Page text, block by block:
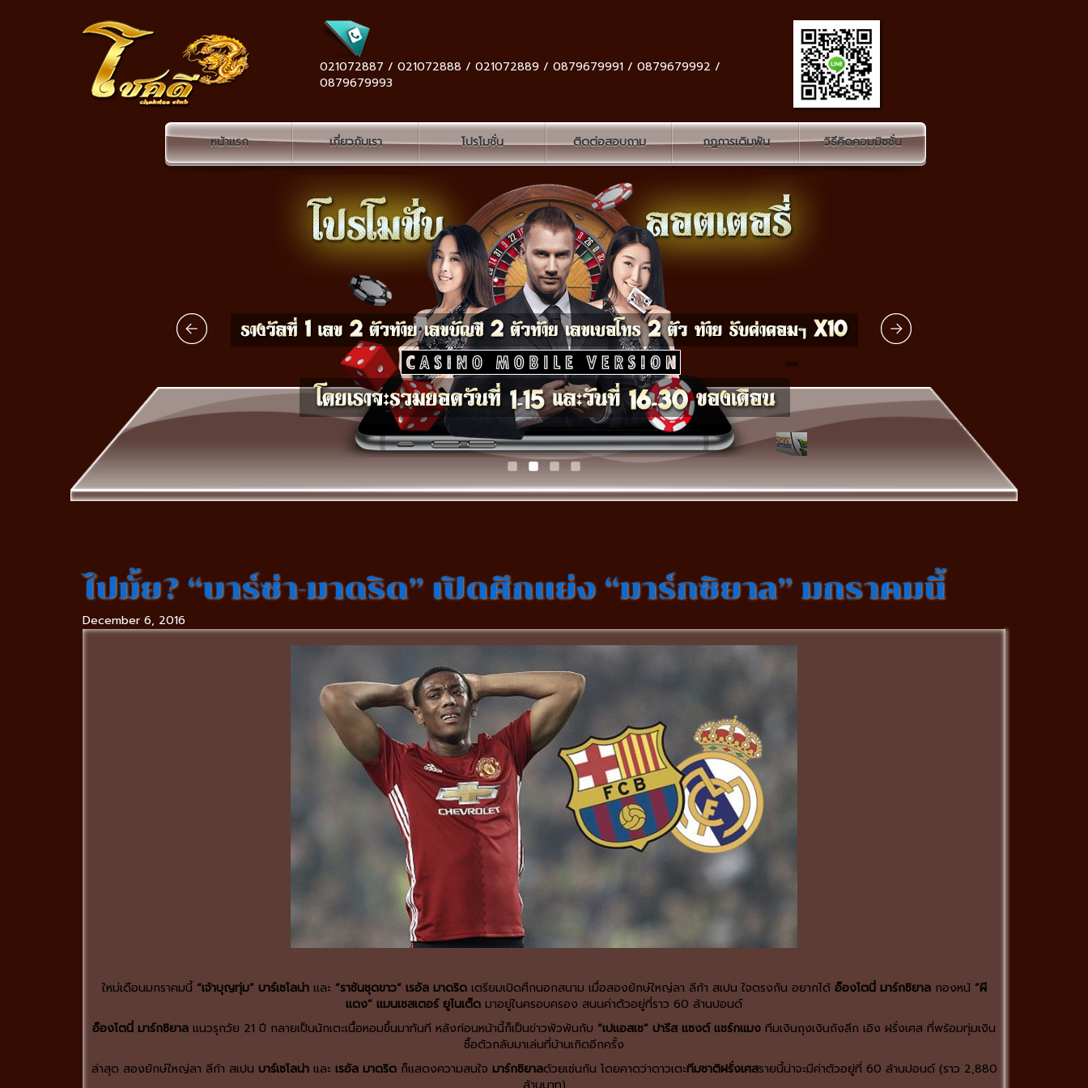
021072887 / 021072888 / 021072889 / 0879679991 / 0879679992 /
0879679993
หน้าแรก เกี่ยวกับเรา โปรโมชั่น ติดต่อสอบถาม กฏการเดิมพัน วิธีคิดคอมมิชชั่น
ไปมั้ย? “บาร์ซ่า-มาดริด” เปิดศึกแย่ง “มาร์กซิยาล” มกราคมนี้
December 6, 2016
ใหม่เดือนมกราคมนี้“เจ้าบุญทุ่ม” บาร์เซโลน่าและ “ราชันชุดขาว” เรอัล มาดริดเตรียมเปิดศึกนอกสนาม เมื่อสองยักษ์ใหญ่ลา ลีก้า สเปน ใจตรงกัน อยากได้อ็องโตนี่ มาร์กซิยาลกองหน้“ผี
แดง” แมนเชสเตอร์ ยูไนเต็ด มาอยู่ในครอบครอง สนนค่าตัวอยู่ที่ราว 60 ล้านปอนด์
อ็องโตนี่ มาร์กซิยาล แนวรุกวัย 21 ปี กลายเป็นนักเตะเนื้อหอมขึ้นมาทันที หลังก่อนหน้านี้ก็เป็นข่าวพัวพันกับ “เปแอสเช” ปารีส แซงต์ แชร์กแมง ทีมเงินถุงเงินถังลีก เอิง ฝรั่งเศส ที่พร้อมทุ่มเงิน
ซื้อตัวกลับมาเล่นที่บ้านเกิดอีกครั้ง
ล่าสุด สองยักษ์ใหญ่ลา ลีก้า สเปน บาร์เซโลน่าและเรอัล มาดริดก็แสดงความสนใจ มาร์กซิยาลด้วยเช่นกัน โดยคาดว่าดาวเตะทีมชาติฝรั่งเศสรายนี้น่าจะมีค่าตัวอยู่ที่ 60 ล้านปอนด์ (ราว 2,880